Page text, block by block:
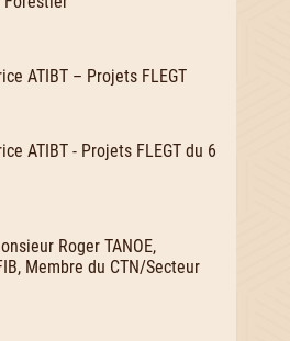
ATIBT – Projets FLEGT
ATIBT - Projets FLEGT du 6
Roger TANOE,
Membre du CTN/Secteur